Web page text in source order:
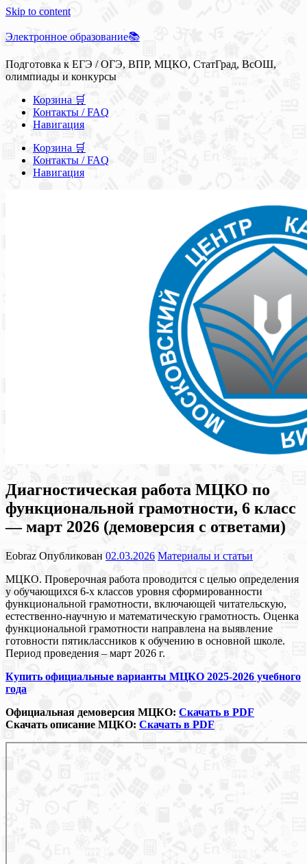
Skip to content
Электронное образование📚
Подготовка к ЕГЭ / ОГЭ, ВПР, МЦКО, СтатГрад, ВсОШ,
олимпиады и конкурсы
Корзина 🛒
Контакты / FAQ
Навигация
Корзина 🛒
Контакты / FAQ
Навигация
Диагностическая работа МЦКО по
функциональной грамотности, 6 класс
— март 2026 (демоверсия с ответами)
Eobraz Опубликован 02.03.2026 Материалы и статьи
МЦКО. Проверочная работа проводится с целью определения
у обучающихся 6-х классов уровня сформированности
функциональной грамотности, включающей читательскую,
естественно-научную и математическую грамотность. Оценка
функциональной грамотности направлена на выявление
готовности пятиклассников к обучению в основной школе.
Период проведения – март 2026 г.
Купить официальные варианты МЦКО 2025-2026 учебного
года
Официальная демоверсия МЦКО: Скачать в PDF
Скачать описание МЦКО: Скачать в PDF